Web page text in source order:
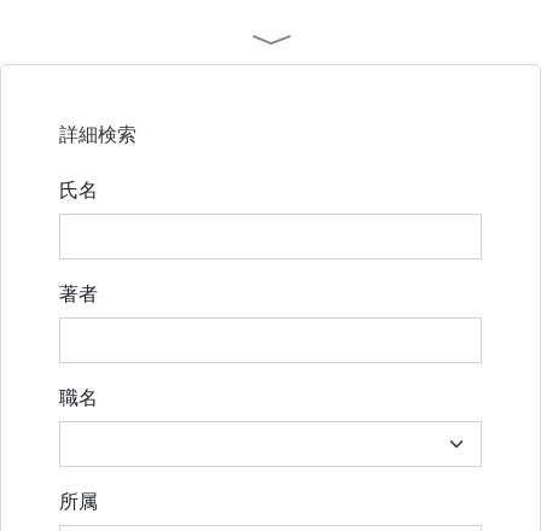
詳細検索
氏名
著者
職名
所属